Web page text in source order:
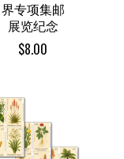
界专项集邮
展览纪念
$8.00